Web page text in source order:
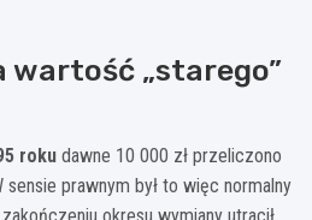
wartość „starego”
roku dawne 10 000 zł przeliczono
sensie prawnym był to więc normalny